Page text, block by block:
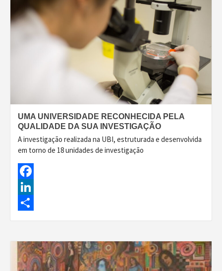
UMA UNIVERSIDADE RECONHECIDA PELA
QUALIDADE DA SUA INVESTIGAÇÃO
A investigação realizada na UBI, estruturada e desenvolvida
em torno de 18 unidades de investigação
Facebook
LinkedIn
Share